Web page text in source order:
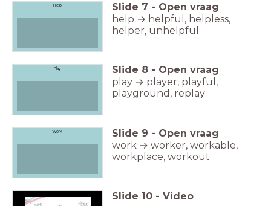
Help Slide 7 - Open vraag
help → helpful, helpless,
helper, unhelpful
Play Slide 8 - Open vraag
play → player, playful,
playground, replay
Work Slide 9 - Open vraag
work → worker, workable,
workplace, workout
Slide 10 - Video